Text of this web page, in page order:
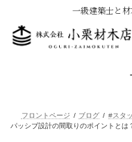
一級建築士と